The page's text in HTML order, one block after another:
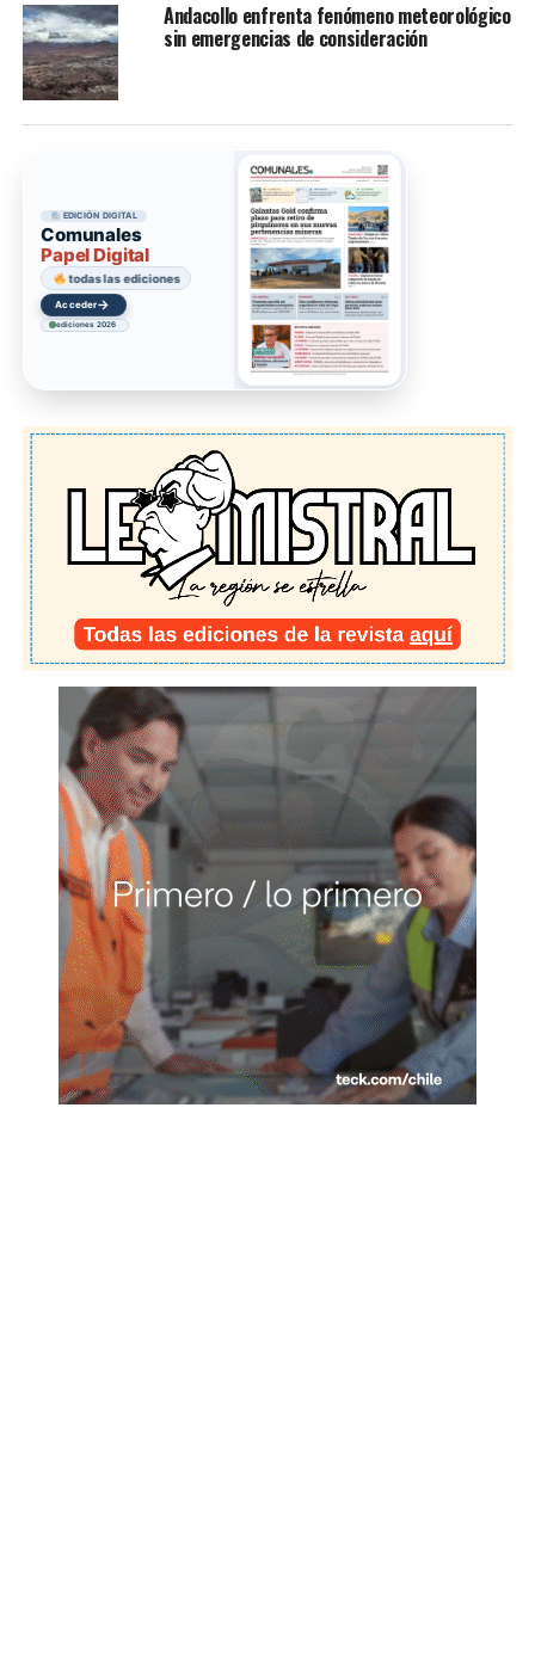
Andacollo enfrenta fenómeno meteorológico
sin emergencias de consideración
EDICIÓN DIGITAL
Comunales
Papel Digital
todas las ediciones
Acceder→
ediciones 2026